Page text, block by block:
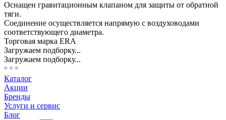
Оснащен гравитационным клапаном для защиты от обратной
тяги.
Соединение осуществляется напрямую с воздуховодами
соответствующего диаметра.
Торговая марка ERA
Загружаем подборку...
Загружаем подборку...
Каталог
Акции
Бренды
Услуги и сервис
Блог